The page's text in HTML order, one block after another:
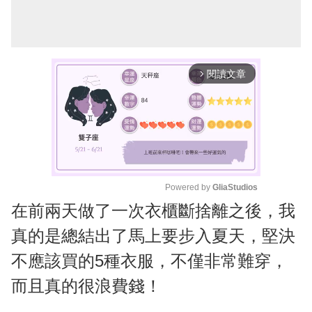
arrow_forward_ios 閱讀文章
M
u
t
e
Powered by GliaStudios
在前兩天做了一次衣櫃斷捨離之後，我
真的是總結出了馬上要步入夏天，堅決
不應該買的5種衣服，不僅非常難穿，
而且真的很浪費錢！